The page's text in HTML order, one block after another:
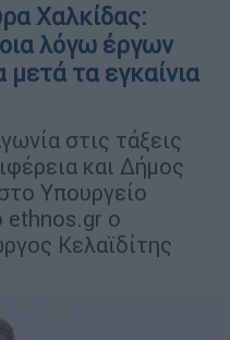
Χαλκίδας:
λόγω έργων
τα εγκαίνια
στις τάξεις
και Δήμος
Υπουργείο
ethnos.gr ο
Κελαϊδίτης